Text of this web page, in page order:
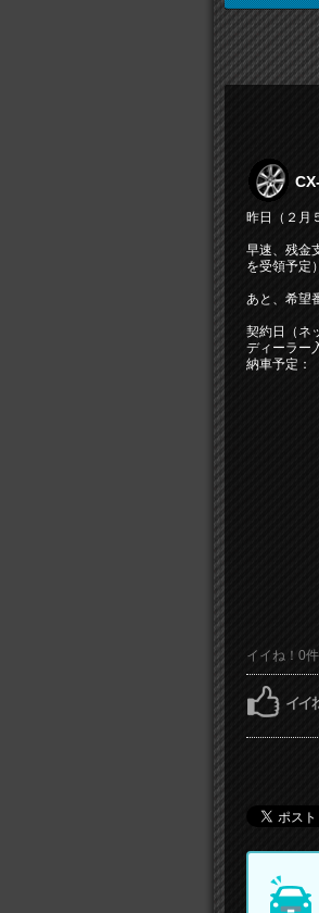
昨日（２月
早速、残金
を受領予定）
あと、希望
契約日（ネ
ディーラ
納車予
イイね！0件